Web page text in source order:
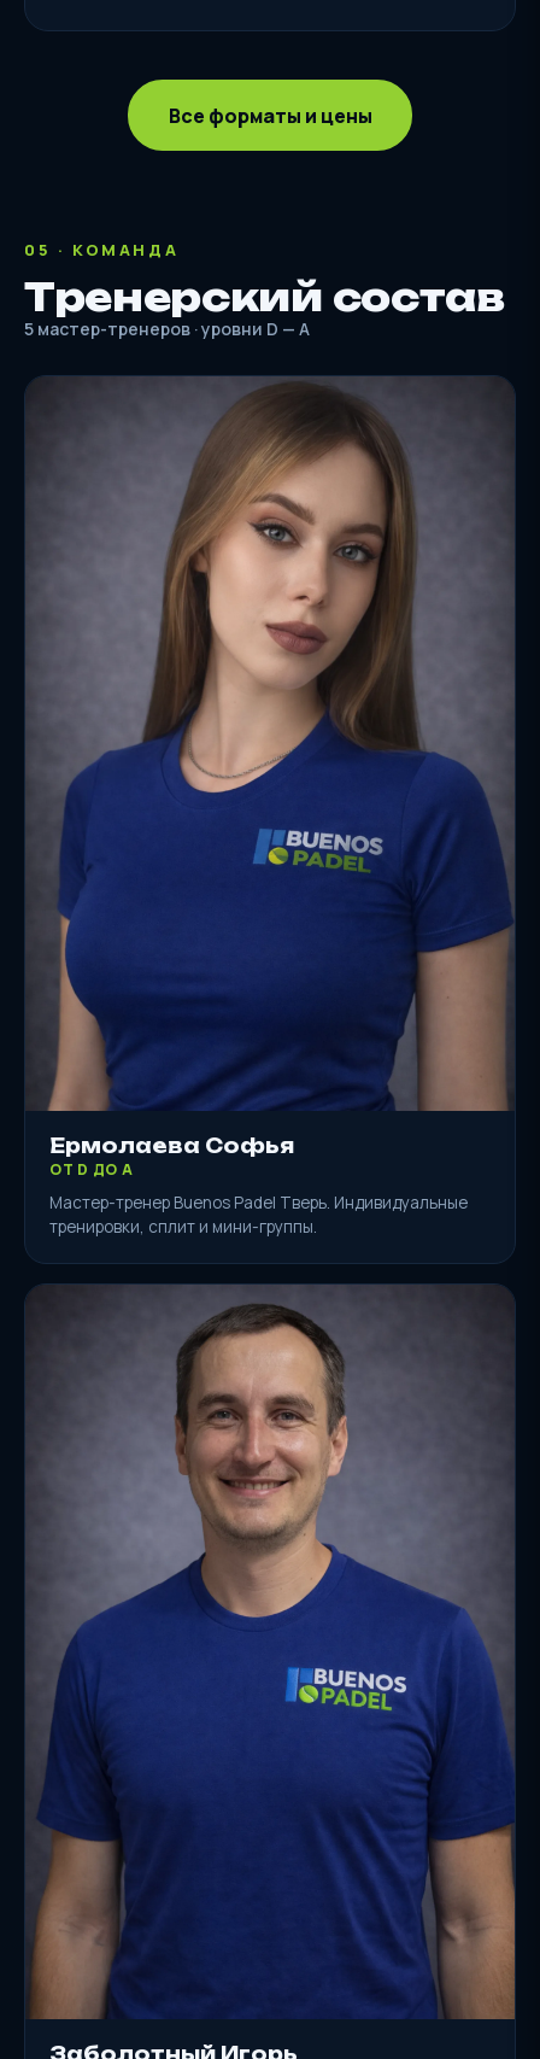
Все форматы и цены
05 · КОМАНДА
Тренерский состав
5 мастер-тренеров · уровни D — A
Ермолаева Софья
ОТ D ДО A
Мастер-тренер Buenos Padel Тверь. Индивидуальные
тренировки, сплит и мини-группы.
Заболотный Игорь